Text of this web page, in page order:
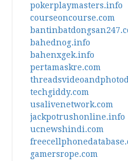
pokerplaymasters.info
courseoncourse.com
bahednog.info
bahenxgek.info
pertamaskre.com
techgiddy.com
usalivenetwork.com
jackpotrushonline.info
ucnewshindi.com
gamersrope.com